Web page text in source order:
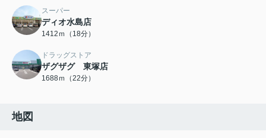
スーパー
ディオ水島店
1412ｍ（18分）
ドラッグストア
ザグザグ 東塚店
1688ｍ（22分）
地図